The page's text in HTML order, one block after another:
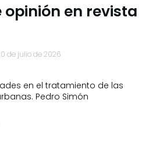
en revista
de julio de 2026
en el tratamiento de las
Pedro Simón